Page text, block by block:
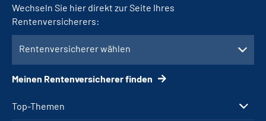
Top-Themen
Wechseln Sie hier direkt zur Seite Ihres
Rentenversicherers:
Rentenversicherer wählen
Meinen Rentenversicherer finden